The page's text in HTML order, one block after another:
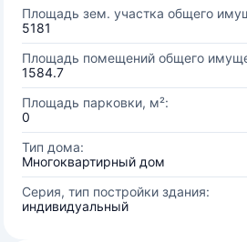
Площадь зем. участка общего
5181
Площадь помещений общего
1584.7
Площадь парковки, м²:
0
Тип дома:
Многоквартирный дом
Серия, тип постройки здания:
индивидуальный